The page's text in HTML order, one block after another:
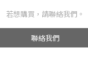
若想購買，請聯絡我們。
聯絡我們